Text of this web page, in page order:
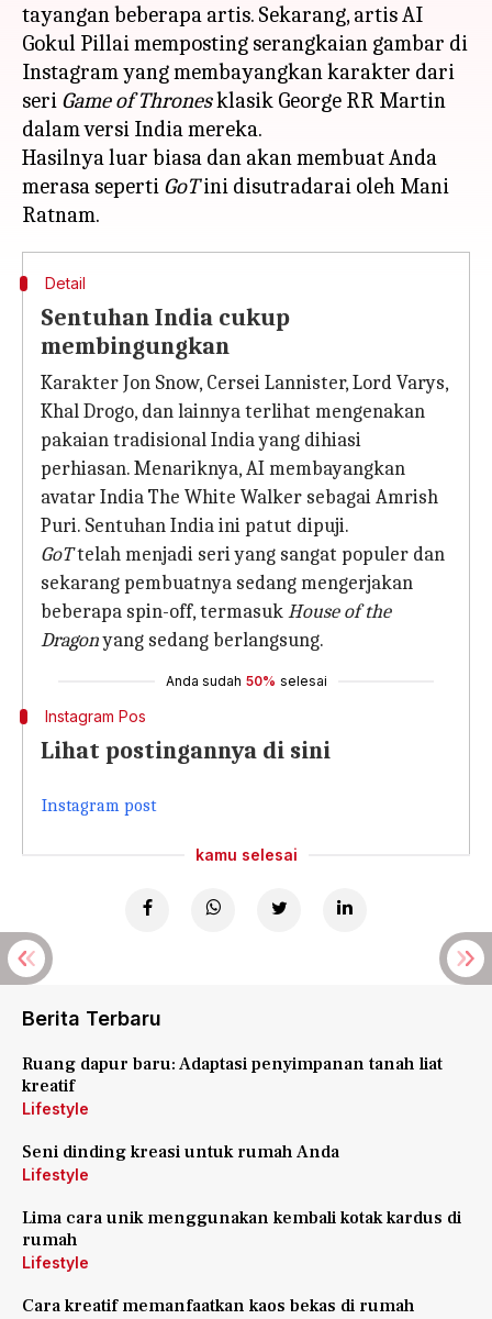
tayangan beberapa artis. Sekarang, artis AI
Gokul Pillai memposting serangkaian gambar di
Instagram yang membayangkan karakter dari
seri Game of Thronesklasik George RR Martin
dalam versi India mereka.
Hasilnya luar biasa dan akan membuat Anda
merasa seperti GoTini disutradarai oleh Mani
Detail
Sentuhan India cukup
membingungkan
Karakter Jon Snow, Cersei Lannister, Lord Varys,
Khal Drogo, dan lainnya terlihat mengenakan
pakaian tradisional India yang dihiasi
perhiasan. Menariknya, AI membayangkan
avatar India The White Walker sebagai Amrish
Puri. Sentuhan India ini patut dipuji.
GoTtelah menjadi seri yang sangat populer dan
sekarang pembuatnya sedang mengerjakan
beberapa spin-off, termasukHouse of the
Dragonyang sedang berlangsung.
Anda sudah 50% selesai
Instagram Pos
Lihat postingannya di sini
Instagram post
kamu selesai
Berita Terbaru
Ruang dapur baru: Adaptasi penyimpanan tanah liat
kreatif
Lifestyle
Seni dinding kreasi untuk rumah Anda
Lifestyle
Lima cara unik menggunakan kembali kotak kardus di
rumah
Lifestyle
Cara kreatif memanfaatkan kaos bekas di rumah